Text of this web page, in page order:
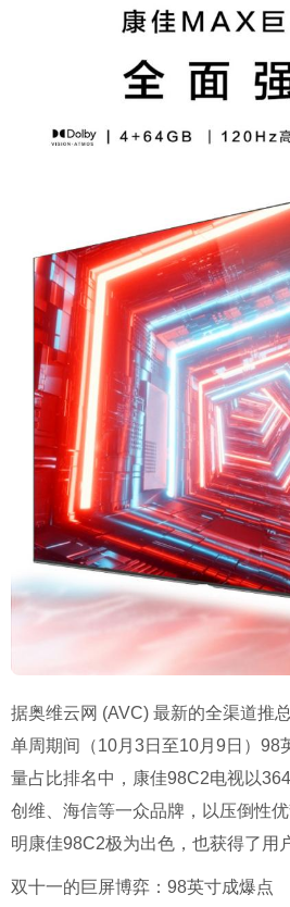
据奥维云网 (AVC) 最新的全渠道推
单周期间（10月3日至10月9日）98
量占比排名中，康佳98C2电视以
创维、海信等一众品牌，以压倒性
明康佳98C2极为出色，也获得了用
双十一的巨屏博弈：98英寸成爆点